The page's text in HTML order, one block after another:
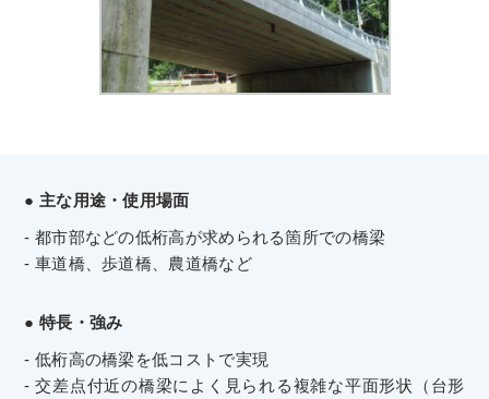
● 主な用途・使用場面
- 都市部などの低桁高が求められる箇所での橋梁
- 車道橋、歩道橋、農道橋など
● 特長・強み
- 低桁高の橋梁を低コストで実現
- 交差点付近の橋梁によく見られる複雑な平面形状（台形